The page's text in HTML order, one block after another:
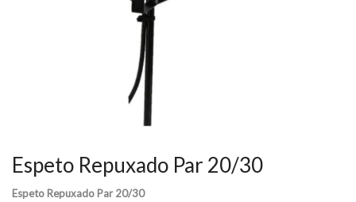
Espeto Repuxado Par 20/30
Espeto Repuxado Par 20/30